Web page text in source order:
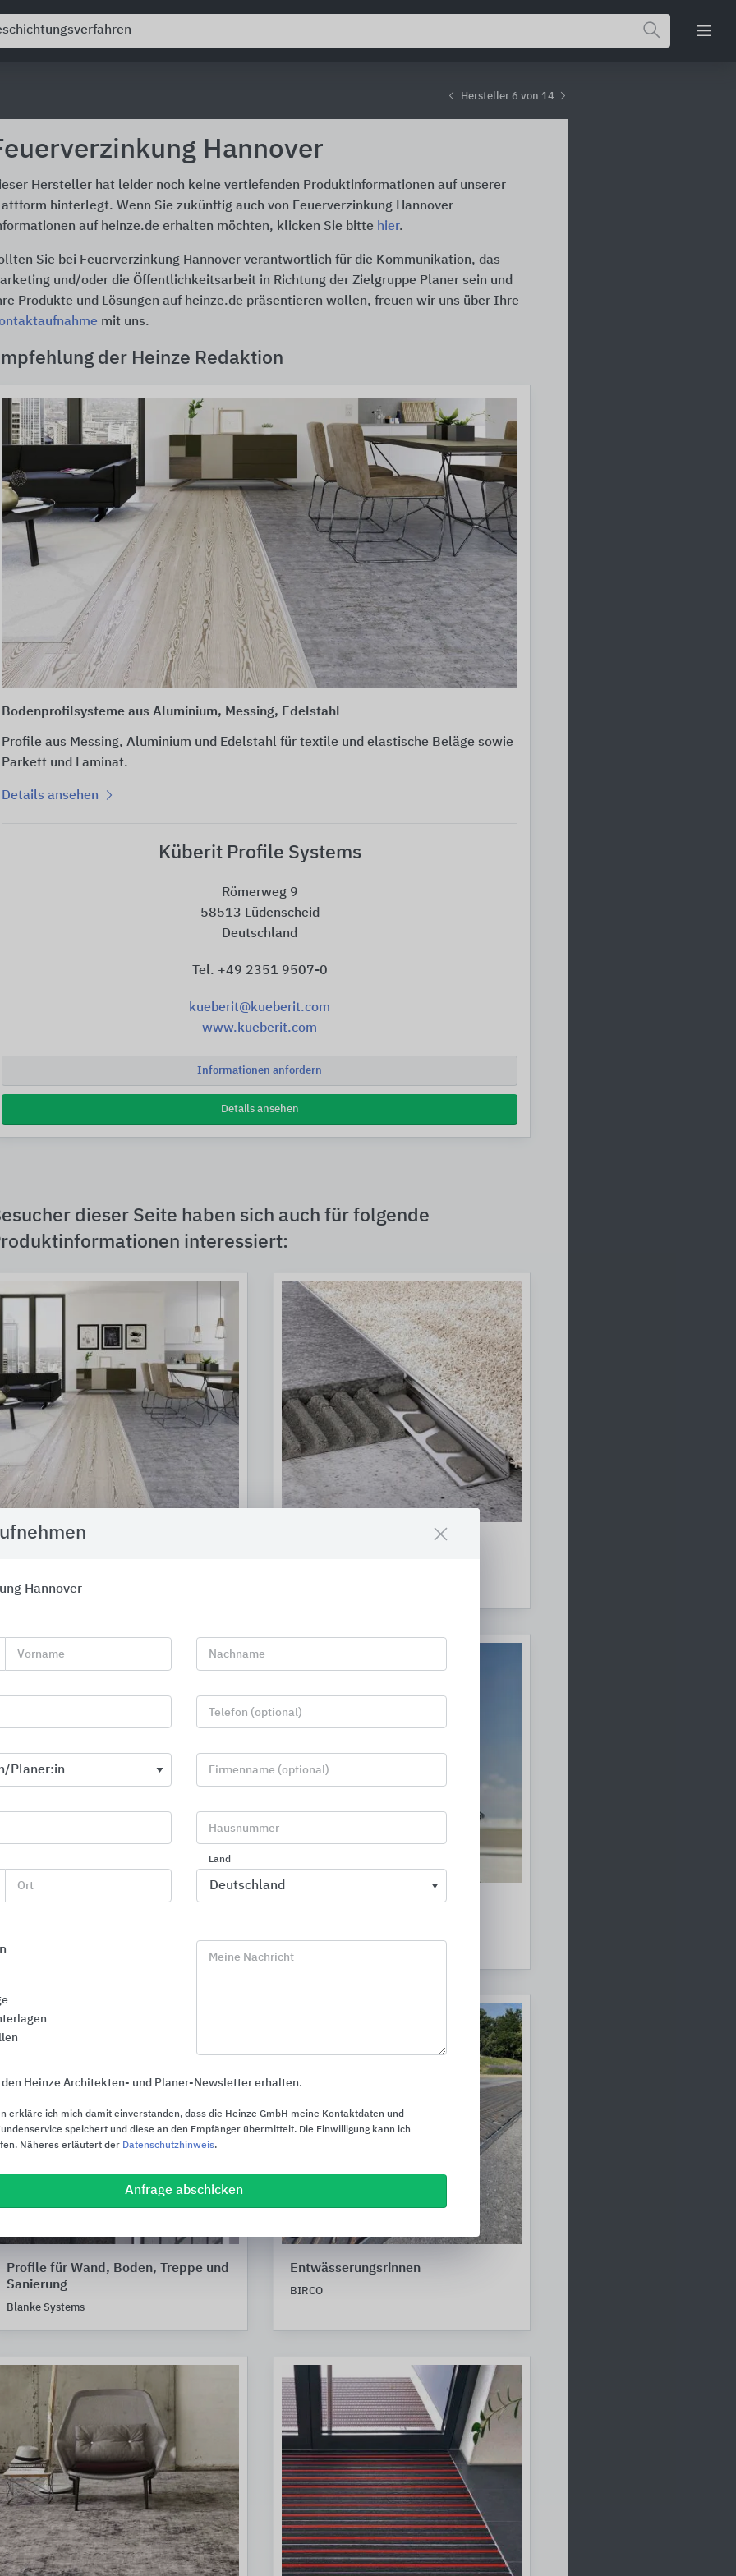
Hersteller 6 von 14
Hannover
Hersteller hat leider noch keine vertiefenden Produktinformationen auf unserer
hinterlegt. Wenn Sie zukünftig auch von Feuerverzinkung Hannover
auf heinze.de erhalten möchten, klicken Sie bitte hier.
Sie bei Feuerverzinkung Hannover verantwortlich für die Kommunikation, das
und/oder die Öffentlichkeitsarbeit in Richtung der Zielgruppe Planer sein und
Produkte und Lösungen auf heinze.de präsentieren wollen, freuen wir uns über Ihre
mit uns.
der Heinze Redaktion
Bodenprofilsysteme aus Aluminium, Messing, Edelstahl
Profile aus Messing, Aluminium und Edelstahl für textile und elastische Beläge sowie
Parkett und Laminat.
Details ansehen
Küberit Profile Systems
Römerweg 9
58513 Lüdenscheid
Deutschland
Tel. +49 2351 9507-0
kueberit@kueberit.com
www.kueberit.com
Informationen anfordern
Details ansehen
dieser Seite haben sich auch für folgende
interessiert:
Küberit Profile Systems
Profile für Wand, Boden, Treppe und
Sanierung
Blanke Systems
Entwässerungsrinnen
BIRCO
Hannover
Vorname Nachname
Telefon (optional)
Firmenname (optional)
Hausnummer
Ort
Land
Meine Nachricht
Heinze Architekten- und Planer-Newsletter erhalten.
erkläre ich mich damit einverstanden, dass die Heinze GmbH meine Kontaktdaten und
speichert und diese an den Empfänger übermittelt. Die Einwilligung kann ich
Näheres erläutert der Datenschutzhinweis.
Anfrage abschicken